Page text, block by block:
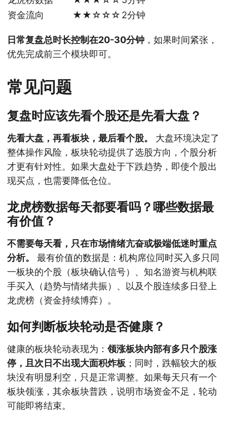
资金流向
★★☆☆☆ 2分钟
日常复盘总时长控制在20-30分钟 ，如果时间紧张，
优先完成前三个模块即可。
常见问题
复盘时应该先看个股还是先看大盘？
先看大盘，再看板块，最后看个股。
大盘环境决定了
整体操作风险，板块轮动提供了选股方向，个股分析
才更有针对性。如果大盘处于下跌趋势，即使个股出
现买点，也需要降低仓位。
龙虎榜数据每天都要看吗？哪些数据最
有价值？
不需要每天看，只在市场情绪亢奋或极端低迷时重点
分析。
最有价值的数据是：机构席位同时买入多只同
一板块的个股（板块确认信号）、知名游资与机构联
手买入（趋势与情绪共振）、以及个股连续多日登上
龙虎榜（资金持续博弈）。
如何判断板块轮动是否健康？
健康的板块轮动表现为： 领涨板块内部有多只个股涨
停，且次日不出现大面积炸板 ；同时，跌幅较大的板
块没有明显利空，只是正常调整。如果每天只有一个
板块领涨，其余板块普跌，说明市场资金不足，轮动
可能即将结束。